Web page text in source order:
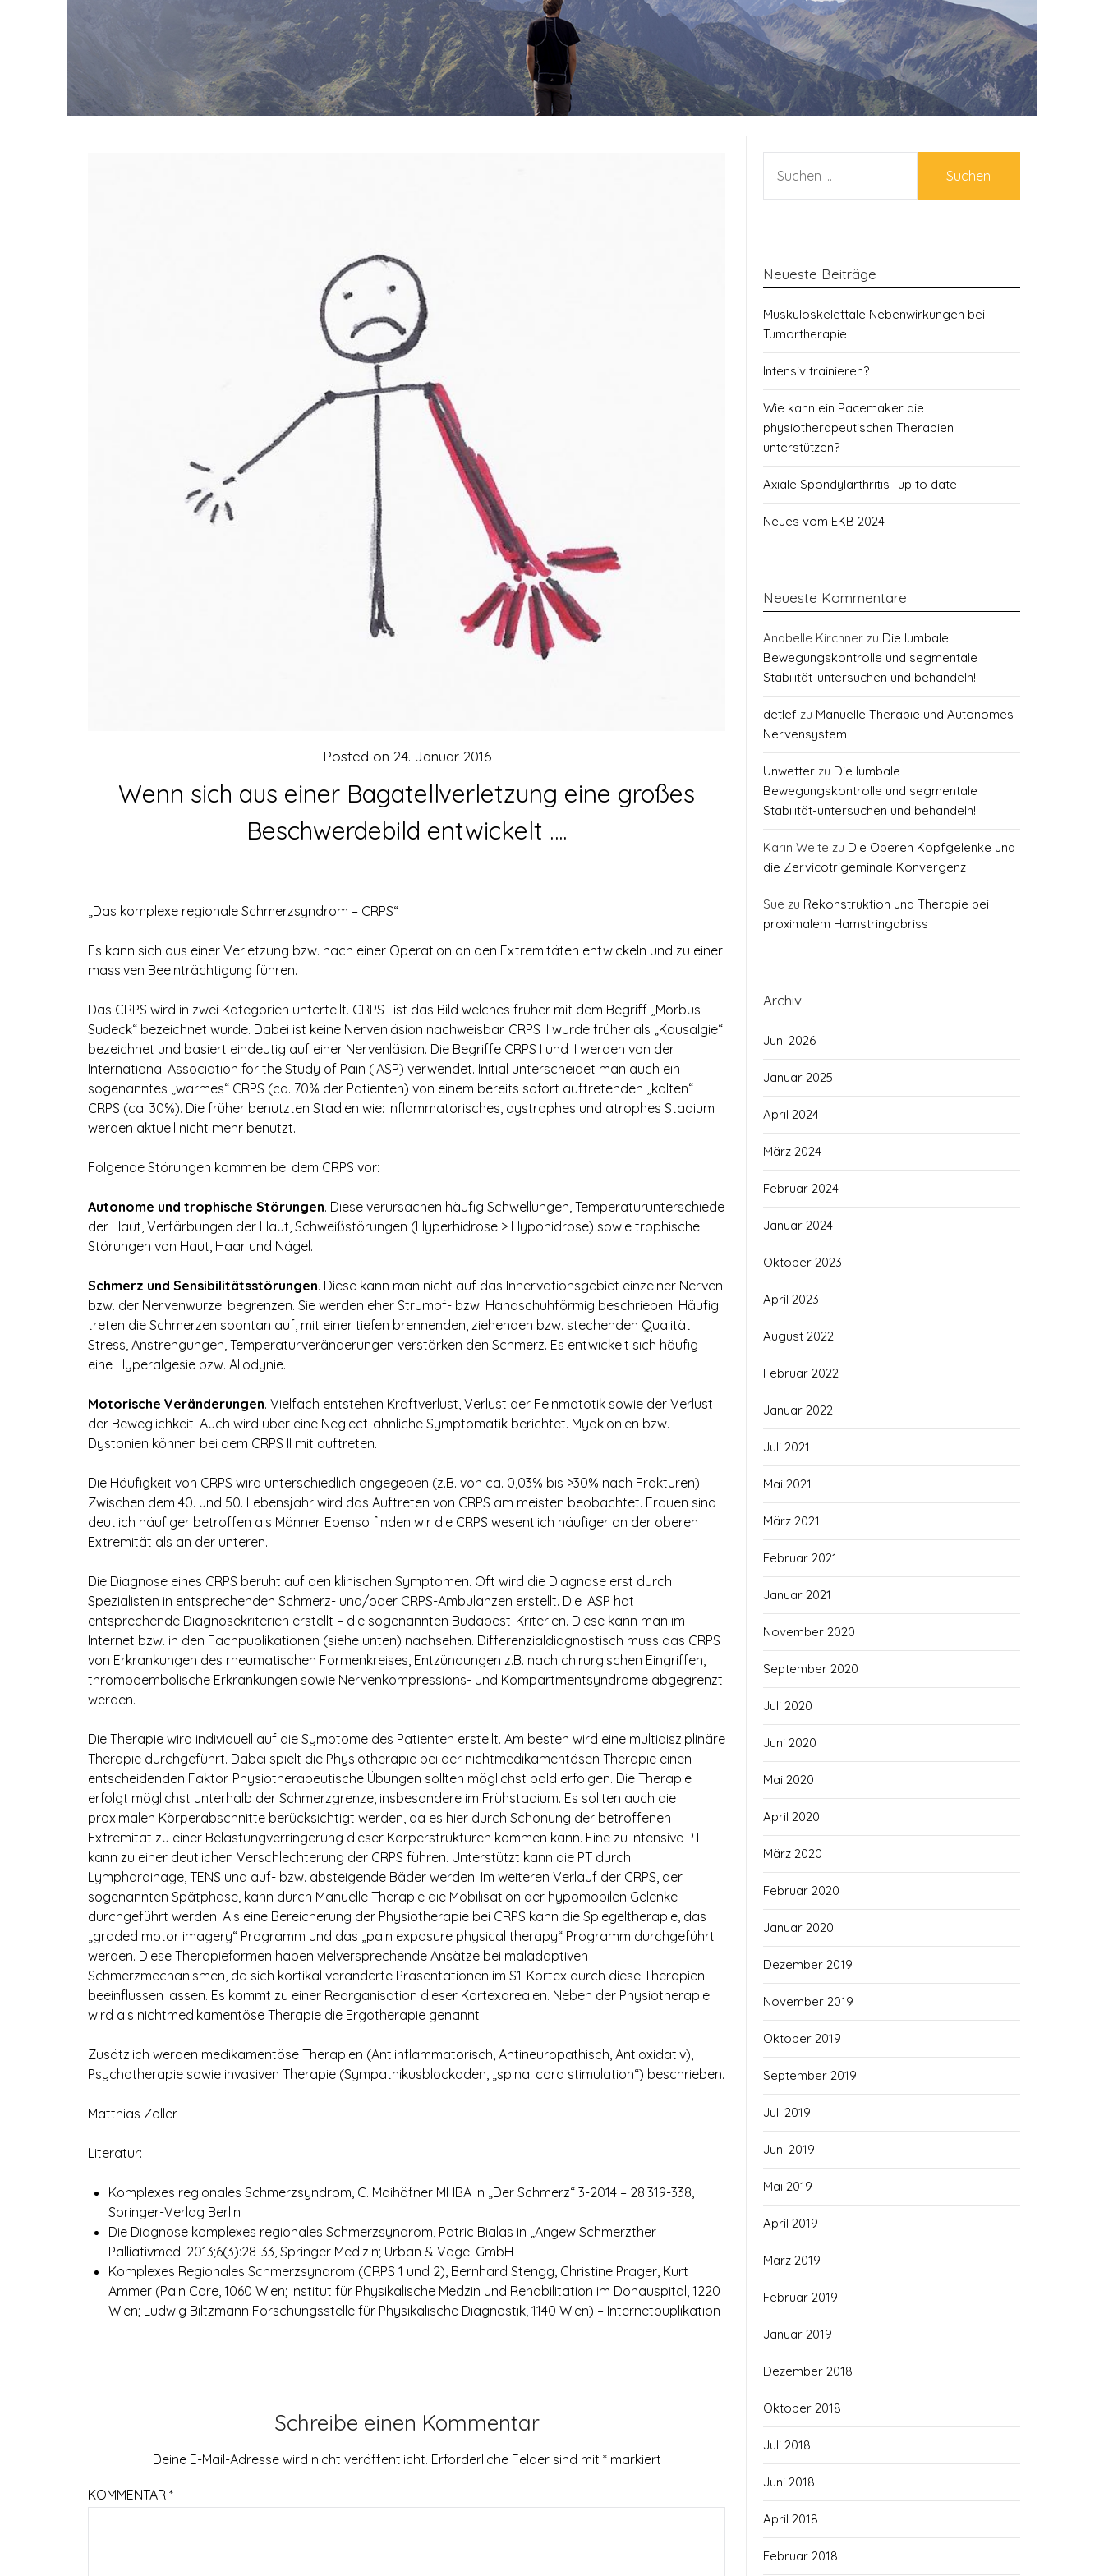
Wenn sich aus einer Bagatellverletzung eine großes
Beschwerdebild entwickelt ….
Posted on 24. Januar 2016
„Das komplexe regionale Schmerzsyndrom – CRPS“
Es kann sich aus einer Verletzung bzw. nach einer Operation an den Extremitäten entwickeln und zu einer
massiven Beeinträchtigung führen.
Das CRPS wird in zwei Kategorien unterteilt. CRPS I ist das Bild welches früher mit dem Begriff „Morbus
Sudeck“ bezeichnet wurde. Dabei ist keine Nervenläsion nachweisbar. CRPS II wurde früher als „Kausalgie“
bezeichnet und basiert eindeutig auf einer Nervenläsion. Die Begriffe CRPS I und II werden von der
International Association for the Study of Pain (IASP) verwendet. Initial unterscheidet man auch ein
sogenanntes „warmes“ CRPS (ca. 70% der Patienten) von einem bereits sofort auftretenden „kalten“
CRPS (ca. 30%). Die früher benutzten Stadien wie: inflammatorisches, dystrophes und atrophes Stadium
werden aktuell nicht mehr benutzt.
Folgende Störungen kommen bei dem CRPS vor:
Autonome und trophische Störungen. Diese verursachen häufig Schwellungen, Temperaturunterschiede
der Haut, Verfärbungen der Haut, Schweißstörungen (Hyperhidrose > Hypohidrose) sowie trophische
Störungen von Haut, Haar und Nägel.
Schmerz und Sensibilitätsstörungen. Diese kann man nicht auf das Innervationsgebiet einzelner Nerven
bzw. der Nervenwurzel begrenzen. Sie werden eher Strumpf- bzw. Handschuhförmig beschrieben. Häufig
treten die Schmerzen spontan auf, mit einer tiefen brennenden, ziehenden bzw. stechenden Qualität.
Stress, Anstrengungen, Temperaturveränderungen verstärken den Schmerz. Es entwickelt sich häufig
eine Hyperalgesie bzw. Allodynie.
Motorische Veränderungen. Vielfach entstehen Kraftverlust, Verlust der Feinmototik sowie der Verlust
der Beweglichkeit. Auch wird über eine Neglect-ähnliche Symptomatik berichtet. Myoklonien bzw.
Dystonien können bei dem CRPS II mit auftreten.
Die Häufigkeit von CRPS wird unterschiedlich angegeben (z.B. von ca. 0,03% bis >30% nach Frakturen).
Zwischen dem 40. und 50. Lebensjahr wird das Auftreten von CRPS am meisten beobachtet. Frauen sind
deutlich häufiger betroffen als Männer. Ebenso finden wir die CRPS wesentlich häufiger an der oberen
Extremität als an der unteren.
Die Diagnose eines CRPS beruht auf den klinischen Symptomen. Oft wird die Diagnose erst durch
Spezialisten in entsprechenden Schmerz- und/oder CRPS-Ambulanzen erstellt. Die IASP hat
entsprechende Diagnosekriterien erstellt – die sogenannten Budapest-Kriterien. Diese kann man im
Internet bzw. in den Fachpublikationen (siehe unten) nachsehen. Differenzialdiagnostisch muss das CRPS
von Erkrankungen des rheumatischen Formenkreises, Entzündungen z.B. nach chirurgischen Eingriffen,
thromboembolische Erkrankungen sowie Nervenkompressions- und Kompartmentsyndrome abgegrenzt
werden.
Die Therapie wird individuell auf die Symptome des Patienten erstellt. Am besten wird eine multidisziplinäre
Therapie durchgeführt. Dabei spielt die Physiotherapie bei der nichtmedikamentösen Therapie einen
entscheidenden Faktor. Physiotherapeutische Übungen sollten möglichst bald erfolgen. Die Therapie
erfolgt möglichst unterhalb der Schmerzgrenze, insbesondere im Frühstadium. Es sollten auch die
proximalen Körperabschnitte berücksichtigt werden, da es hier durch Schonung der betroffenen
Extremität zu einer Belastungverringerung dieser Körperstrukturen kommen kann. Eine zu intensive PT
kann zu einer deutlichen Verschlechterung der CRPS führen. Unterstützt kann die PT durch
Lymphdrainage, TENS und auf- bzw. absteigende Bäder werden. Im weiteren Verlauf der CRPS, der
sogenannten Spätphase, kann durch Manuelle Therapie die Mobilisation der hypomobilen Gelenke
durchgeführt werden. Als eine Bereicherung der Physiotherapie bei CRPS kann die Spiegeltherapie, das
„graded motor imagery“ Programm und das „pain exposure physical therapy“ Programm durchgeführt
werden. Diese Therapieformen haben vielversprechende Ansätze bei maladaptiven
Schmerzmechanismen, da sich kortikal veränderte Präsentationen im S1-Kortex durch diese Therapien
beeinflussen lassen. Es kommt zu einer Reorganisation dieser Kortexarealen. Neben der Physiotherapie
wird als nichtmedikamentöse Therapie die Ergotherapie genannt.
Zusätzlich werden medikamentöse Therapien (Antiinflammatorisch, Antineuropathisch, Antioxidativ),
Psychotherapie sowie invasiven Therapie (Sympathikusblockaden, „spinal cord stimulation“) beschrieben.
Matthias Zöller
Literatur:
Komplexes regionales Schmerzsyndrom, C. Maihöfner MHBA in „Der Schmerz“ 3-2014 – 28:319-338,
Springer-Verlag Berlin
Die Diagnose komplexes regionales Schmerzsyndrom, Patric Bialas in „Angew Schmerzther
Palliativmed. 2013;6(3):28-33, Springer Medizin; Urban & Vogel GmbH
Komplexes Regionales Schmerzsyndrom (CRPS 1 und 2), Bernhard Stengg, Christine Prager, Kurt
Ammer (Pain Care, 1060 Wien; Institut für Physikalische Medzin und Rehabilitation im Donauspital, 1220
Wien; Ludwig Biltzmann Forschungsstelle für Physikalische Diagnostik, 1140 Wien) – Internetpuplikation
Schreibe einen Kommentar
Deine E-Mail-Adresse wird nicht veröffentlicht. Erforderliche Felder sind mit *markiert
KOMMENTAR *
NACH:
Neueste Beiträge
Muskuloskelettale Nebenwirkungen bei
Tumortherapie
Intensiv trainieren?
Wie kann ein Pacemaker die
physiotherapeutischen Therapien
unterstützen?
Axiale Spondylarthritis -up to date
Neues vom EKB 2024
Neueste Kommentare
Anabelle Kirchner zu Die lumbale
Bewegungskontrolle und segmentale
Stabilität-untersuchen und behandeln!
detlef zu Manuelle Therapie und Autonomes
Nervensystem
Unwetter zu Die lumbale
Bewegungskontrolle und segmentale
Stabilität-untersuchen und behandeln!
Karin Welte zu Die Oberen Kopfgelenke und
die Zervicotrigeminale Konvergenz
Sue zu Rekonstruktion und Therapie bei
proximalem Hamstringabriss
Archiv
Juni 2026
Januar 2025
April 2024
März 2024
Februar 2024
Januar 2024
Oktober 2023
April 2023
August 2022
Februar 2022
Januar 2022
Juli 2021
Mai 2021
März 2021
Februar 2021
Januar 2021
November 2020
September 2020
Juli 2020
Juni 2020
Mai 2020
April 2020
März 2020
Februar 2020
Januar 2020
Dezember 2019
November 2019
Oktober 2019
September 2019
Juli 2019
Juni 2019
Mai 2019
April 2019
März 2019
Februar 2019
Januar 2019
Dezember 2018
Oktober 2018
Juli 2018
Juni 2018
April 2018
Februar 2018